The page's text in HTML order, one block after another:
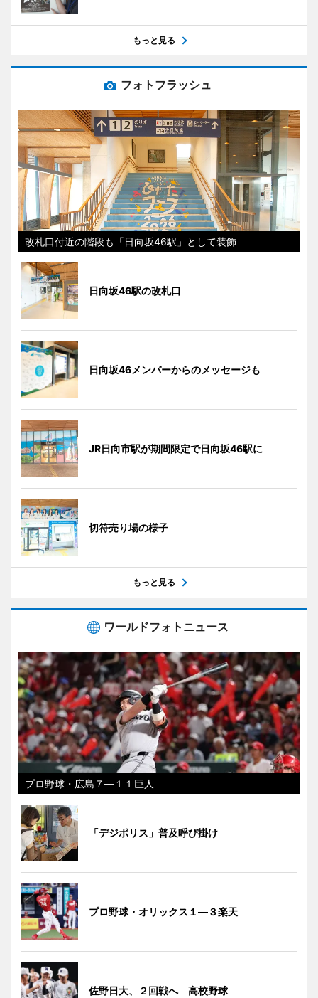
もっと見る
フォトフラッシュ
改札口付近の階段も「日向坂46駅」として装飾
日向坂46駅の改札口
日向坂46メンバーからのメッセージも
JR日向市駅が期間限定で日向坂46駅に
切符売り場の様子
もっと見る
ワールドフォトニュース
プロ野球・広島７―１１巨人
「デジポリス」普及呼び掛け
プロ野球・オリックス１―３楽天
佐野日大、２回戦へ 高校野球